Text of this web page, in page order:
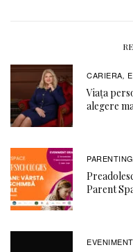
CARIERA,
Viața
alegere
PARENTING
Parent